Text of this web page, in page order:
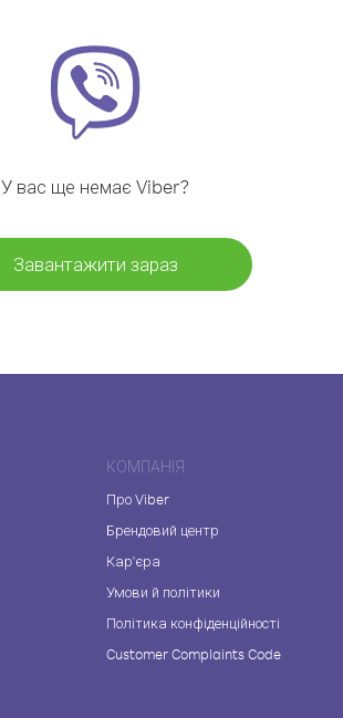
У вас ще немає Viber?
Завантажити зараз
КОМПАНІЯ
Про Viber
Брендовий центр
Кар'єра
Умови й політики
Політика конфіденційності
Customer Complaints Code